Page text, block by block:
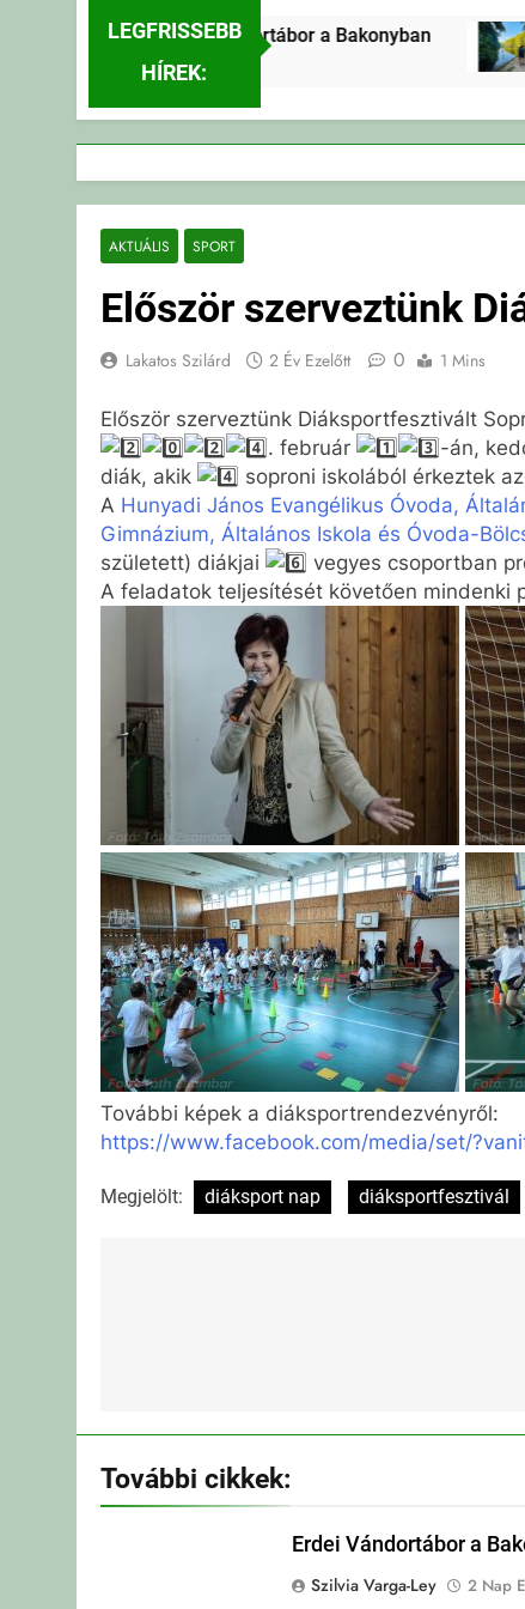
LEGFRISSEBB
HÍREK:
Erdei Vándortábor a Bakonyban
2 Nap Ezelőtt
AKTUÁLIS SPORT
Először szerveztünk
Lakatos Szilárd 2 Év Ezelőtt 0 1 Mins
Először szerveztünk Diáksportfesztivált
. február
-án,
diák, akik
soproni iskolából érkeztek
A Hunyadi János Evangélikus Óvoda,
Gimnázium, Általános Iskola és Óvoda-
született) diákjai
vegyes csoportban
A feladatok teljesítését követően mindenki
További képek a diáksportrendezvényről:
https://www.facebook.com/media/set/
Megjelölt: diáksport nap diáksportfesztivál
További cikkek:
Erdei Vándortábor a
Szilvia Varga-Ley
2 Nap